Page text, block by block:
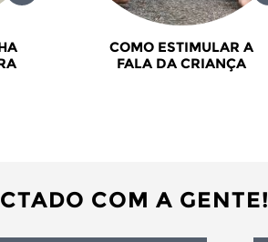
COMO ESTIMULAR A
FALA DA CRIANÇA
COM A GENTE!